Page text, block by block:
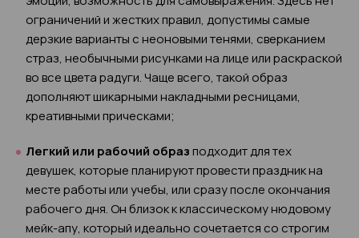
ограничений и жестких правил, допустимы самые
дерзкие варианты с неоновыми тенями, сверканием
страз, необычными рисунками на лице или раскраской
во все цвета радуги. Чаще всего, такой образ
дополняют шикарными накладными ресницами,
креативными прическами;
Легкий или рабочий образподходит для тех
девушек, которые планируют провести праздник на
месте работы или учебы, или сразу после окончания
рабочего дня. Он близок к классическому нюдовому
мейк-апу, который идеально сочетается со строгим